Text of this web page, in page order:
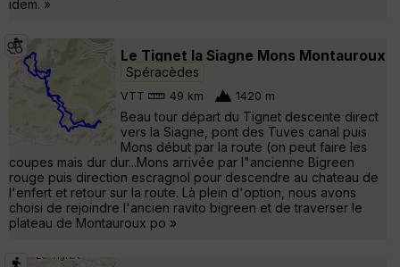
idem. »
Le Tignet la Siagne Mons Montauroux
Spéracèdes
VTT 49 km 1420 m
Beau tour départ du Tignet descente direct
vers la Siagne, pont des Tuves canal puis
Mons début par la route (on peut faire les
coupes mais dur dur...Mons arrivée par l"ancienne Bigreen
rouge puis direction escragnol pour descendre au chateau de
l'enfert et retour sur la route. Là plein d'option, nous avons
choisi de rejoindre l'ancien ravito bigreen et de traverser le
plateau de Montauroux po »